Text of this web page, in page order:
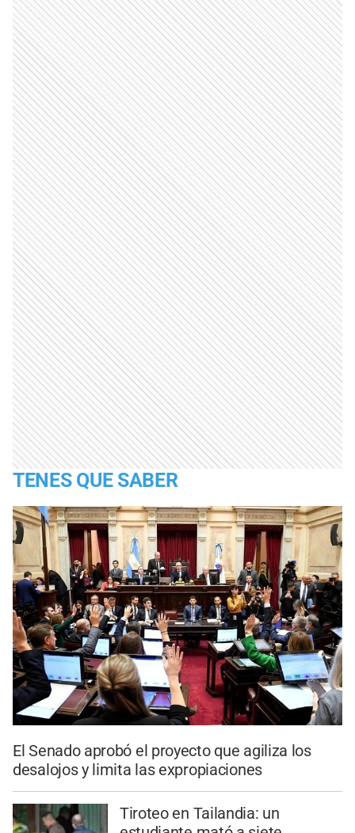
TENES QUE SABER
El Senado aprobó el proyecto que agiliza los
desalojos y limita las expropiaciones
Tiroteo en Tailandia: un